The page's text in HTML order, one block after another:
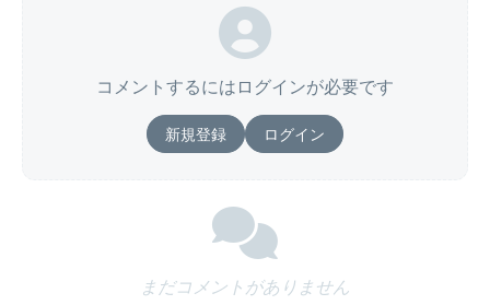
コメントするにはログインが必要です
新規登録 ログイン
まだコメントがありません